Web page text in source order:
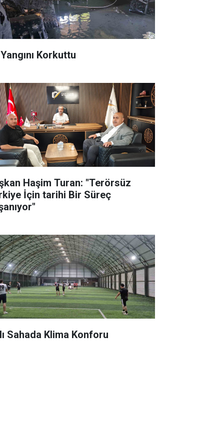
Korkuttu
Haşim Turan: "Terörsüz
İçin tarihi Bir Süreç
Sahada Klima Konforu